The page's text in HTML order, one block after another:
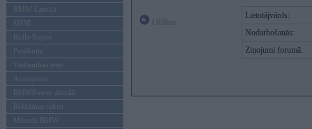
BMW Latvijā
MINI
Rolls-Royce
Pasākumi
Vadāmības tests
Autosports
BMWPower aktuāli
Reklāmas raksti
Mēneša BMW
Lietotājvārds:
Nodarbošanās:
Ziņojumi forumā: